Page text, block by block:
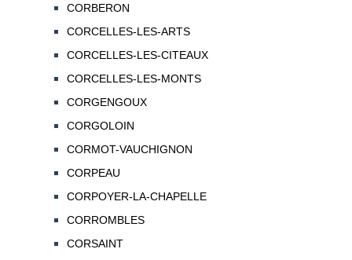
CORBERON
CORCELLES-LES-ARTS
CORCELLES-LES-CITEAUX
CORCELLES-LES-MONTS
CORGENGOUX
CORGOLOIN
CORMOT-VAUCHIGNON
CORPEAU
CORPOYER-LA-CHAPELLE
CORROMBLES
CORSAINT